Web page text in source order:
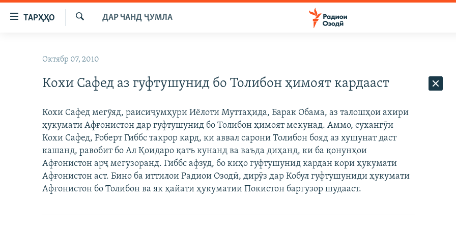
Пайвандҳои
дастрасӣ
ТАРҲҲО
ИҚТИСОД
ОСИЁИ МАРКАЗӢ
МЕҲМОНИ ОЗОДӢ
ВАРЗИШ
ГАПИ ОЗОД
РӮЗГОРИ МУҲОҶИР
ҶАНГ ДАР УКРАИНА
НАЗАРИ МАРДУМ
БЛОГИСТОН
ОЗОДӢ ОНЛАЙН
ЧАНДРАСОНАӢ
РӮЙХАТҲО
ДАР ЧАНД ҶУМЛА
Октябр 07, 2010
Кохи Сафед аз гуфтушунид бо Толибон ҳимоят кардааст
Кохи Сафед мегӯяд, раисиҷумҳури Иёлоти Муттаҳида, Барак Обама, аз талошҳои ахири
ҳукумати Афғонистон дар гуфтушунид бо Толибон ҳимоят мекунад. Аммо, сухангӯи
Кохи Сафед, Роберт Гиббс такрор кард, ки аввал сарони Толибон бояд аз хушунат даст
кашанд, равобит бо Ал Қоидаро қатъ кунанд ва ваъда диҳанд, ки ба қонунҳои
Афғонистон арҷ мегузоранд. Гиббс афзуд, бо киҳо гуфтушунид кардан кори ҳукумати
Афғонистон аст. Бино ба иттилои Радиои Озодӣ, дирӯз дар Кобул гуфтушуниди ҳукумати
Афғонистон бо Толибон ва як ҳайати ҳукуматии Покистон баргузор шудааст.